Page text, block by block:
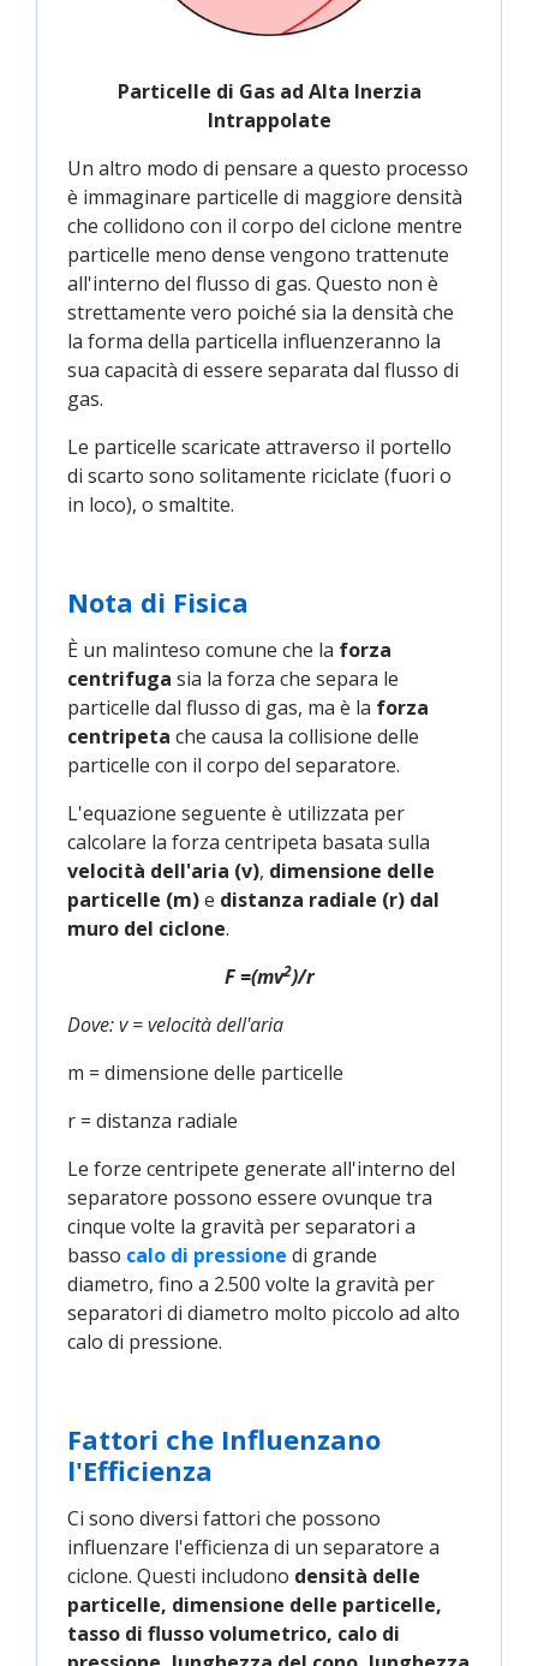
Particelle di Gas ad Alta Inerzia
Intrappolate
Un altro modo di pensare a questo processo
è immaginare particelle di maggiore densità
che collidono con il corpo del ciclone mentre
particelle meno dense vengono trattenute
all'interno del flusso di gas. Questo non è
strettamente vero poiché sia la densità che
la forma della particella influenzeranno la
sua capacità di essere separata dal flusso di
gas.
Le particelle scaricate attraverso il portello
di scarto sono solitamente riciclate (fuori o
in loco), o smaltite.
Nota di Fisica
È un malinteso comune che la forza
centrifuga sia la forza che separa le
particelle dal flusso di gas, ma è la forza
centripeta che causa la collisione delle
particelle con il corpo del separatore.
L'equazione seguente è utilizzata per
calcolare la forza centripeta basata sulla
velocità dell'aria (v), dimensione delle
particelle (m)e distanza radiale (r) dal
muro del ciclone.
F =(mv2)/r
Dove:v = velocità dell'aria
m = dimensione delle particelle
r = distanza radiale
Le forze centripete generate all'interno del
separatore possono essere ovunque tra
cinque volte la gravità per separatori a
basso calo di pressione di grande
diametro, fino a 2.500 volte la gravità per
separatori di diametro molto piccolo ad alto
calo di pressione.
Fattori che Influenzano
l'Efficienza
Ci sono diversi fattori che possono
influenzare l'efficienza di un separatore a
ciclone. Questi includono densità delle
particelle, dimensione delle particelle,
tasso di flusso volumetrico, calo di